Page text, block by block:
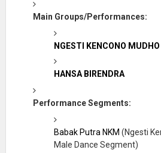
Main Groups/Performances:
NGESTI KENCONO MUDHO
HANSA BIRENDRA
Performance Segments:
Babak Putra NKM (Ngesti
Male Dance Segment)